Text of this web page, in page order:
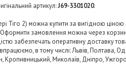
артикул:J69-3301020.
2) можна купити за вигідною ціною
замовлення можна через
забезпечать оперативну доставку
в тому числі: Львів, Полтава,
Кропивницький, Миколаїв, Дніпро,